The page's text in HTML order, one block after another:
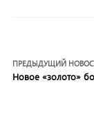
ПРЕДЫДУЩИЙ
Новое «золото»